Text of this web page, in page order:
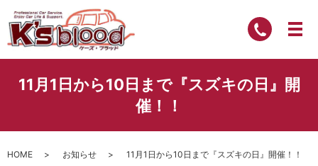
11月1日から10日まで『スズキの日』開
催！！
HOME お知らせ 11月1日から10日まで『スズキの日』開催！！